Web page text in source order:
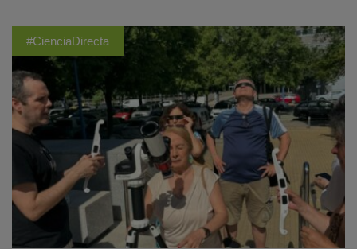
#CienciaDirecta